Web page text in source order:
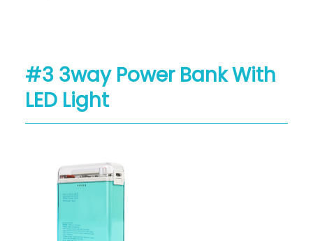
#3 3way Power Bank With
LED Light